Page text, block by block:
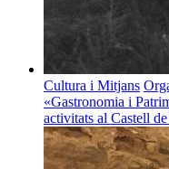
Cultura i Mitjans
«Gastronomia i
activitats al Castell